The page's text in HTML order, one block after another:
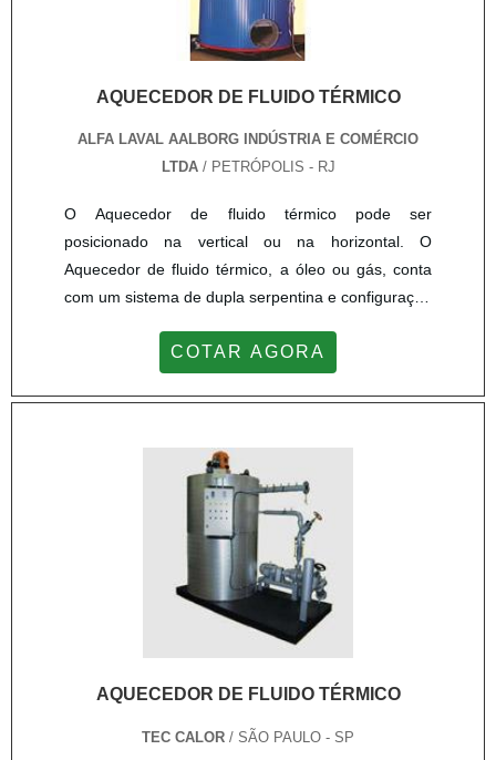
AQUECEDOR DE FLUIDO TÉRMICO
ALFA LAVAL AALBORG INDÚSTRIA E COMÉRCIO
LTDA / PETRÓPOLIS - RJ
O Aquecedor de fluido térmico pode ser
posicionado na vertical ou na horizontal. O
Aquecedor de fluido térmico, a óleo ou gás, conta
com um sistema de dupla serpentina e configuração
de Aquecedor de fluido térmico 25-V0-10 possui
trabalha com 900 L nas serpentinas. Além disso,
para permitir acesso à inspeção...
COTAR AGORA
AQUECEDOR DE FLUIDO TÉRMICO
TEC CALOR / SÃO PAULO - SP